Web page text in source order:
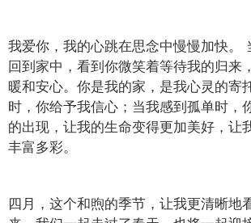
我爱你，我的心跳在思念中慢慢加快。
回到家中，看到你微笑着等待我的归来
暖和安心。你是我的家，是我心灵的寄
时，你给予我信心；当我感到孤单时，
的出现，让我的生命变得更加美好，让
丰富多彩。
四月，这个和煦的季节，让我更清晰地